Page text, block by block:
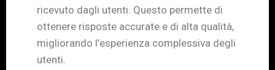
ricevuto dagli utenti. Questo permette di
ottenere risposte accurate e di alta qualità,
migliorando l’esperienza complessiva degli
utenti.